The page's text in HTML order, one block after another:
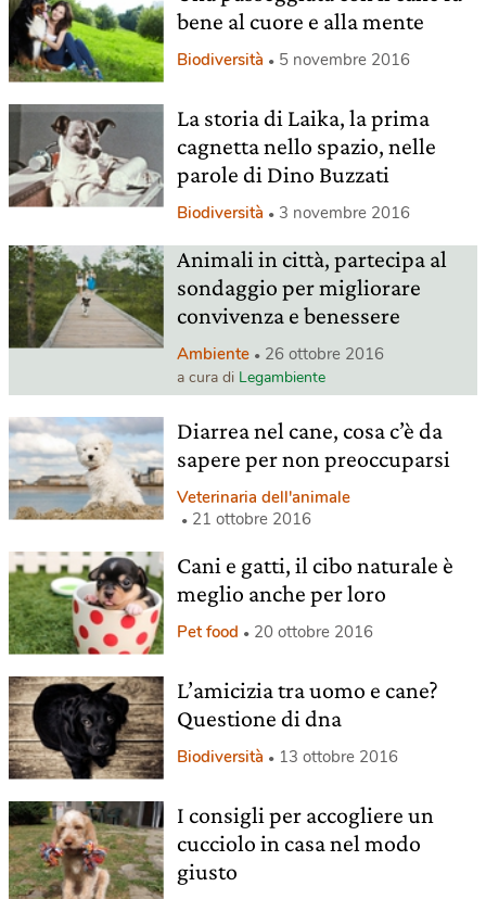
bene al cuore e alla mente
Biodiversità 5 novembre 2016
La storia di Laika, la prima
cagnetta nello spazio, nelle
parole di Dino Buzzati
Biodiversità 3 novembre 2016
Animali in città, partecipa al
sondaggio per migliorare
convivenza e benessere
Ambiente 26 ottobre 2016
a cura di Legambiente
Diarrea nel cane, cosa c’è da
sapere per non preoccuparsi
Veterinaria dell'animale
21 ottobre 2016
Cani e gatti, il cibo naturale è
meglio anche per loro
Pet food 20 ottobre 2016
L’amicizia tra uomo e cane?
Questione di dna
Biodiversità 13 ottobre 2016
I consigli per accogliere un
cucciolo in casa nel modo
giusto